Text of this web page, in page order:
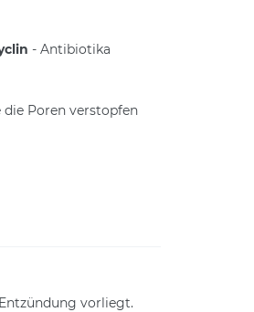
- Antibiotika
Poren verstopfen
vorliegt.